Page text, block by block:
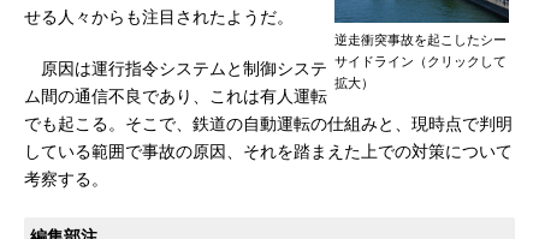
逆走衝突事故を起こしたシー
サイドライン（クリックして
拡大）
せる人々からも注目されたようだ。
原因は運行指令システムと制御システ
ム間の通信不良であり、これは有人運転
でも起こる。そこで、鉄道の自動運転の仕組みと、現時点で判明
している範囲で事故の原因、それを踏まえた上での対策について
考察する。